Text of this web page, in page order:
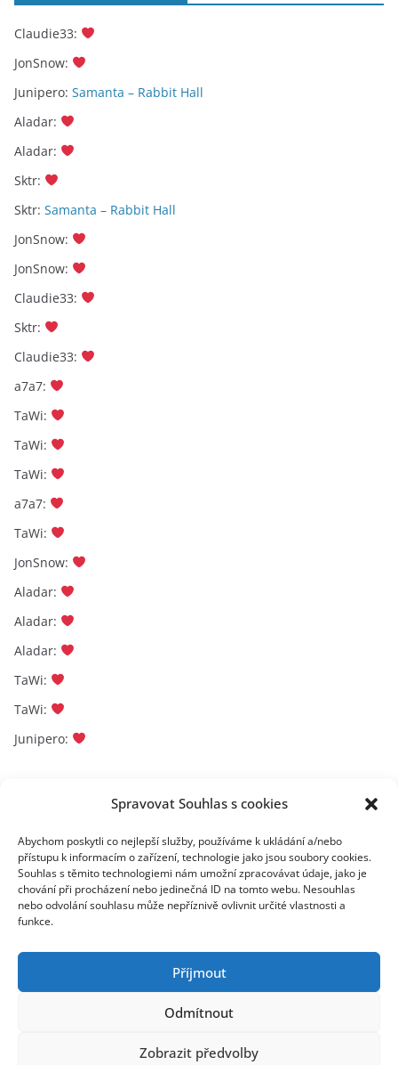
Spravovat Souhlas s cookies
Abychom poskytli co nejlepší služby, používáme k ukládání a/nebo
přístupu k informacím o zařízení, technologie jako jsou soubory cookies.
Souhlas s těmito technologiemi nám umožní zpracovávat údaje, jako je
chování při procházení nebo jedinečná ID na tomto webu. Nesouhlas
nebo odvolání souhlasu může nepříznivě ovlivnit určité vlastnosti a
funkce.
Příjmout
Odmítnout
Zobrazit předvolby
Claudie33:
JonSnow:
Junipero: Samanta – Rabbit Hall
Aladar:
Aladar:
Sktr:
Sktr: Samanta – Rabbit Hall
JonSnow:
JonSnow:
Claudie33:
Sktr:
Claudie33:
a7a7:
TaWi:
TaWi:
TaWi:
a7a7:
TaWi:
JonSnow:
Aladar:
Aladar:
Aladar:
TaWi:
TaWi:
Junipero:
A
c
h toplist